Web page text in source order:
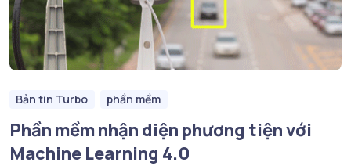
Bản tin Turbo phần mềm
Phần mềm nhận diện phương tiện với
Machine Learning 4.0